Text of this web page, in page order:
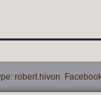
robert.hivon